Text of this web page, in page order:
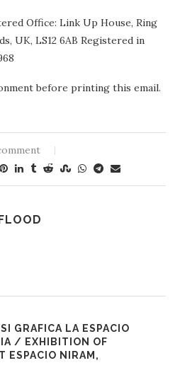
Office: Link Up House, Ring
UK, LS12 6AB Registered in
before printing this email.
GRAFICA LA ESPACIO
/ EXHIBITION OF
ESPACIO NIRAM,